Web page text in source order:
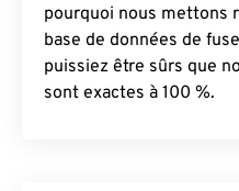
pourquoi nous mettons
base de données de
puissiez être sûrs que
sont exactes à 100 %.